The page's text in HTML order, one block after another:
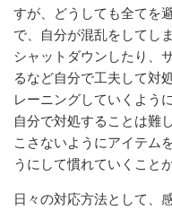
すが、どうしても全てを
で、自分が混乱をしてし
シャットダウンしたり、
るなど自分で工夫して対
レーニングしていくよう
自分で対処することは難
こさないようにアイテム
うにして慣れていくこと
日々の対応方法として、